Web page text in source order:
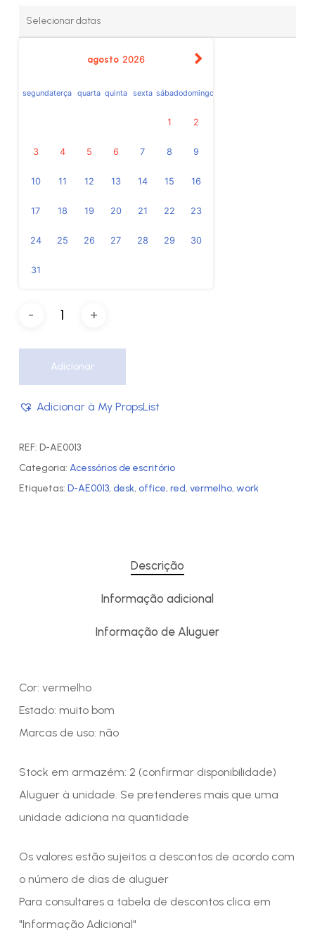
agosto 2026
segundaterça quarta quinta sexta sábadodomingo
1 2
3 4 5 6 7 8 9
10 11 12 13 14 15 16
17 18 19 20 21 22 23
24 25 26 27 28 29 30
31
Adicionar
Adicionar à My PropsList
REF: D-AE0013
Categoria: Acessórios de escritório
Etiquetas: D-AE0013, desk, office, red, vermelho, work
Descrição
Informação adicional
Informação de Aluguer
Cor: vermelho
Estado: muito bom
Marcas de uso: não
Stock em armazém: 2 (confirmar disponibilidade)
Aluguer à unidade. Se pretenderes mais que uma
unidade adiciona na quantidade
Os valores estão sujeitos a descontos de acordo com
o número de dias de aluguer
Para consultares a tabela de descontos clica em
"Informação Adicional"